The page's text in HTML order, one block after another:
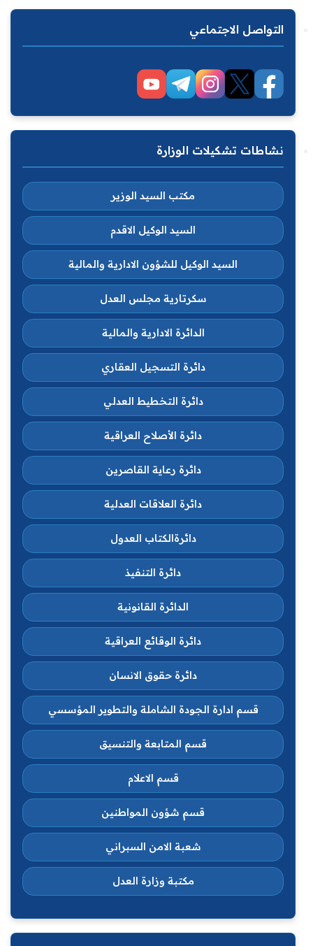
التواصل الاجتماعي
نشاطات تشكيلات الوزارة
مكتب السيد الوزير
السيد الوكيل الاقدم
السيد الوكيل للشؤون الادارية والمالية
سكرتارية مجلس العدل
الدائرة الادارية والمالية
دائرة التسجيل العقاري
دائرة التخطيط العدلي
دائرة الأصلاح العراقية
دائرة رعاية القاصرين
دائرة العلاقات العدلية
دائرةالكتاب العدول
دائرة التنفيذ
الدائرة القانونية
دائرة الوقائع العراقية
دائرة حقوق الانسان
قسم ادارة الجودة الشاملة والتطوير المؤسسي
قسم المتابعة والتنسيق
قسم الاعلام
قسم شؤون المواطنين
شعبة الامن السبراني
مكتبة وزارة العدل